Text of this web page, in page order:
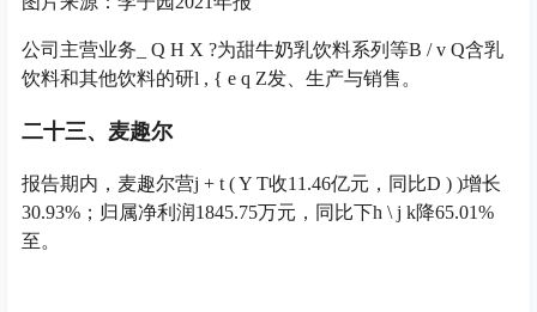
麦趣尔2021年营收数据
增收不增利的原因有迹可循。从成本端r v L 看，2021年麦
趣